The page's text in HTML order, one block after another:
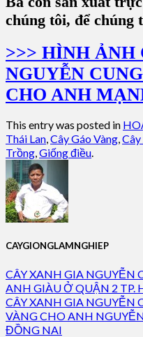
chúng tôi, để
>>> HÌNH ẢNH
NGUYỄN
CHO ANH
This entry was posted in
Thái Lan,Cây Gáo Vàng,
Trồng,Giống điều.
CAYGIONGLAMNGHIEP
CÂY XANH GIA NGUYỄN
ANH GIÀU Ở QUẬN 2 TP.
CÂY XANH GIA NGUYỄN
VÀNG CHO ANH
ĐỒNG NAI